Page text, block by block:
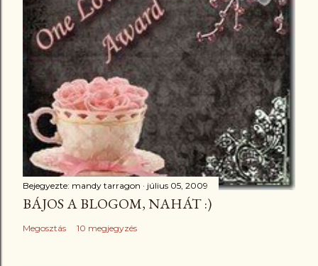
Bejegyezte: mandy tarragon július 05, 2009
BÁJOS A BLOGOM, NAHÁT :)
Megosztás 10 megjegyzés